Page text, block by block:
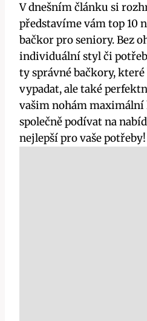
V dnešním článku si
představíme vám top 10
bačkor pro seniory. Bez
individuální styl či
ty správné bačkory,
vypadat, ale také
vašim nohám maximální
společně podívat na
nejlepší pro vaše potřeby!